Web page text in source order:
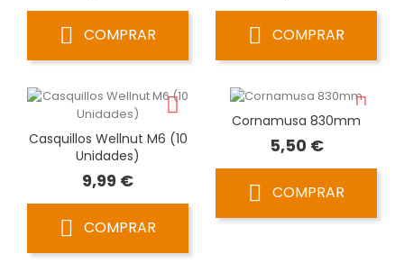
COMPRAR COMPRAR
Casquillos Wellnut M6 (10
Unidades)
9,99 €Precio
COMPRAR
Cornamusa 830mm
5,50 €Precio
COMPRAR